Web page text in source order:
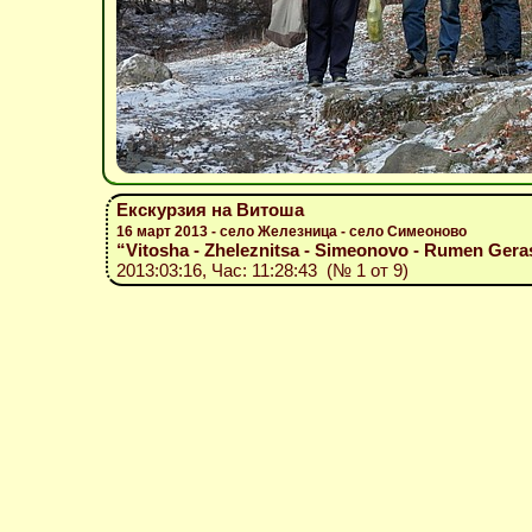
Екскурзия на Витоша
16 март 2013 - село Железница - село Симеоново
“Vitosha - Zheleznitsa - Simeonovo - Rumen
2013:03:16, Час: 11:28:43 (№ 1 от 9)